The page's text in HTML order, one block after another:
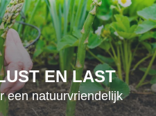
EN LAST
een natuurvriendelijk